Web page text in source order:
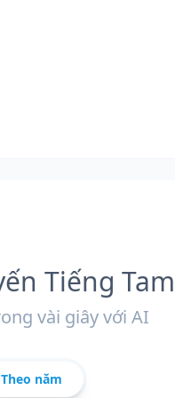
Tiếng
vài giây với AI
Theo năm